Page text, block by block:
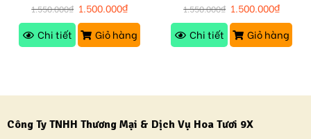
1.550.000₫ 1.500.000₫
Chi tiết
Giỏ hàng
1.550.000₫ 1.500.000₫
Chi tiết
Giỏ hàng
Công Ty TNHH Thương Mại & Dịch Vụ Hoa Tươi 9X